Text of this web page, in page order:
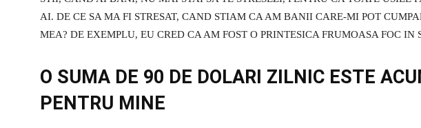
AI. DE CE SA MA FI STRESAT, CAND STIAM CA AM BANII CARE-MI POT
MEA? DE EXEMPLU, EU CRED CA AM FOST O PRINTESICA FRUMOASA FOC
O SUMA DE 90 DE DOLARI ZILNIC ESTE
PENTRU MINE